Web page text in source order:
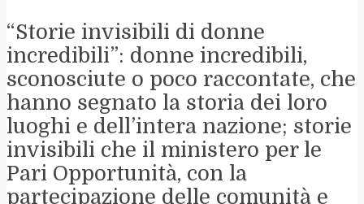
“Storie invisibili di donne
incredibili”: donne incredibili,
sconosciute o poco raccontate, che
hanno segnato la storia dei loro
luoghi e dell’intera nazione; storie
invisibili che il ministero per le
Pari Opportunità, con la
partecipazione delle comunità e